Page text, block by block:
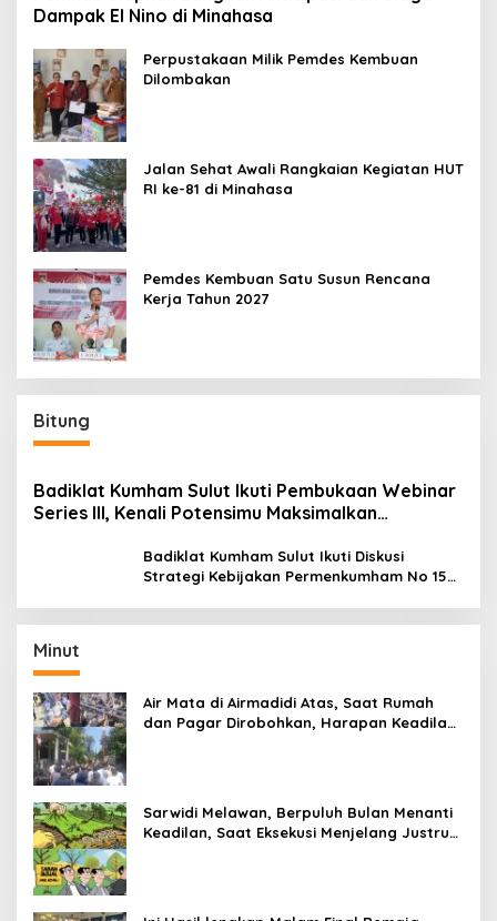
Dampak El Nino di Minahasa
Perpustakaan Milik Pemdes Kembuan
Dilombakan
Jalan Sehat Awali Rangkaian Kegiatan HUT
RI ke-81 di Minahasa
Pemdes Kembuan Satu Susun Rencana
Kerja Tahun 2027
Bitung
Badiklat Kumham Sulut Ikuti Pembukaan Webinar
Series III, Kenali Potensimu Maksimalkan
Badiklat Kumham Sulut Ikuti Diskusi
Strategi Kebijakan Permenkumham No 15
Minut
Air Mata di Airmadidi Atas, Saat Rumah
dan Pagar Dirobohkan, Harapan Keadilan
Sarwidi Melawan, Berpuluh Bulan Menanti
Keadilan, Saat Eksekusi Menjelang Justru